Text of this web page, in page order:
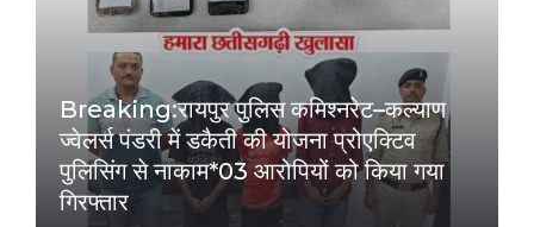
Breaking:रायपुर पुलिस कमिश्नरेट–कल्याण
ज्वेलर्स पंडरी में डकैती की योजना प्रोएक्टिव
पुलिसिंग से नाकाम*03 आरोपियों को किया गया
गिरफ्तार